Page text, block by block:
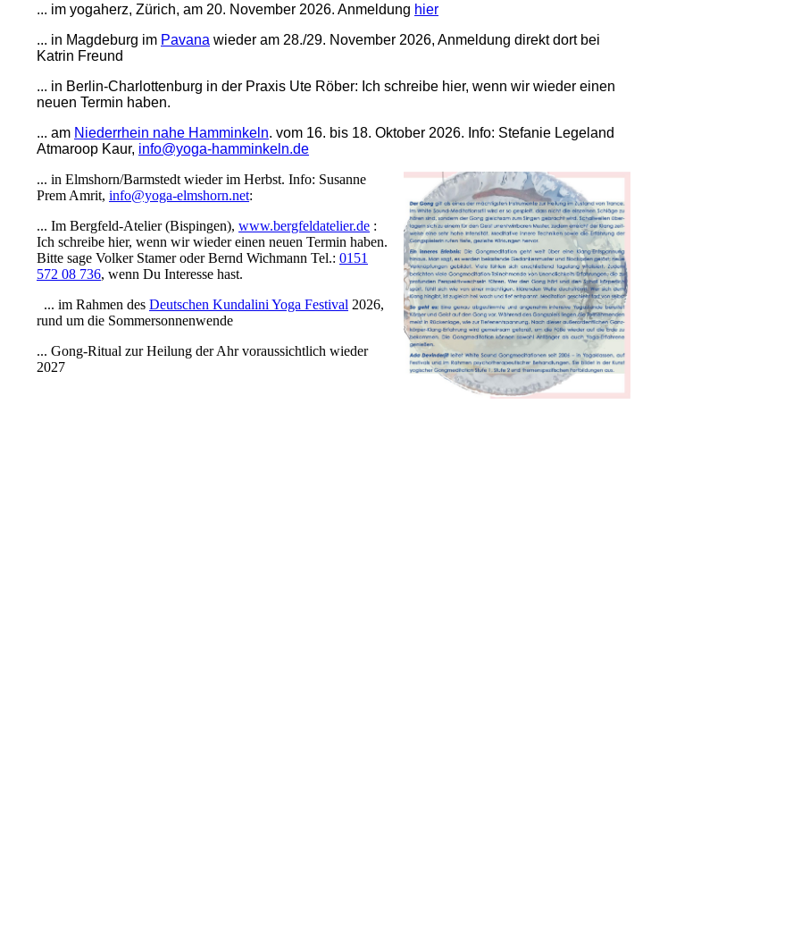
... im yogaherz, Zürich, am 20. November 2026. Anmeldung hier
... in Magdeburg im Pavana wieder am 28./29. November 2026, Anmeldung direkt dort bei
Katrin Freund
... in Berlin-Charlottenburg in der Praxis Ute Röber: Ich schreibe hier, wenn wir wieder einen
neuen Termin haben.
... am Niederrhein nahe Hamminkeln. vom 16. bis 18. Oktober 2026. Info: Stefanie Legeland
Atmaroop Kaur, info@yoga-hamminkeln.de
... in Elmshorn/Barmstedt wieder im Herbst. Info: Susanne
Prem Amrit, info@yoga-elmshorn.net:
... Im Bergfeld-Atelier (Bispingen), www.bergfeldatelier.de :
Ich schreibe hier, wenn wir wieder einen neuen Termin haben.
Bitte sage Volker Stamer oder Bernd Wichmann Tel.: 0151
572 08 736, wenn Du Interesse hast.
... im Rahmen des Deutschen Kundalini Yoga Festival 2026,
rund um die Sommersonnenwende
... Gong-Ritual zur Heilung der Ahr voraussichtlich wieder
2027